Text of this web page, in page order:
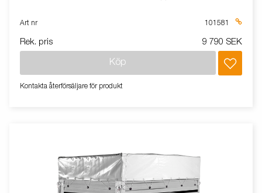
Art nr 101581
Rek. pris 9 790 SEK
Köp
Kontakta återförsäljare för produkt